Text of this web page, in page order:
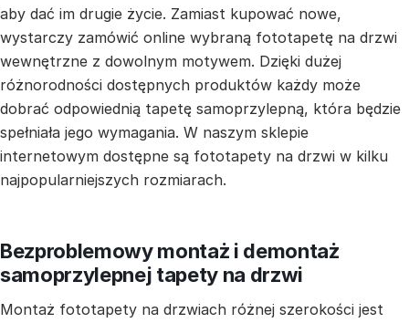
aby dać im drugie życie. Zamiast kupować nowe,
wystarczy zamówić online wybraną fototapetę na drzwi
wewnętrzne z dowolnym motywem. Dzięki dużej
różnorodności dostępnych produktów każdy może
dobrać odpowiednią tapetę samoprzylepną, która będzie
spełniała jego wymagania. W naszym sklepie
internetowym dostępne są fototapety na drzwi w kilku
najpopularniejszych rozmiarach.
Bezproblemowy montaż i demontaż
samoprzylepnej tapety na drzwi
Montaż fototapety na drzwiach różnej szerokości jest